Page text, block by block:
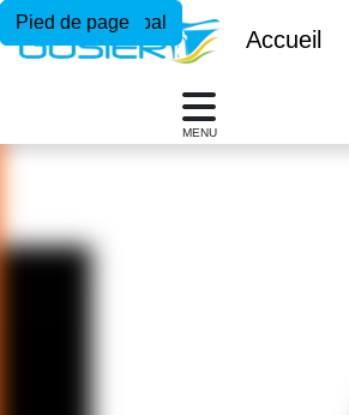
Menu principal
Contenu principal
Pied de page
Accueil
MENU